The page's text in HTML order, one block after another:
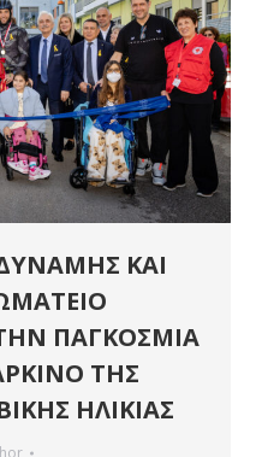
ΚΑΙ
ΠΑΓΚΟΣΜΙΑ
ΤΗΣ
ΗΛΙΚΙΑΣ